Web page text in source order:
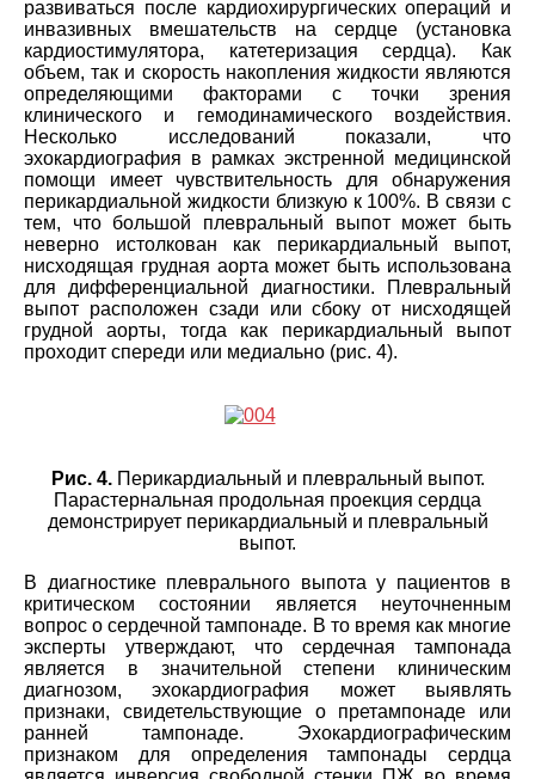
развиваться после кардиохирургических операций и
инвазивных вмешательств на сердце (установка
кардиостимулятора, катетеризация сердца). Как
объем, так и скорость накопления жидкости являются
определяющими факторами с точки зрения
клинического и гемодинамического воздействия.
Несколько исследований показали, что
эхокардиография в рамках экстренной медицинской
помощи имеет чувствительность для обнаружения
перикардиальной жидкости близкую к 100%. В связи с
тем, что большой плевральный выпот может быть
неверно истолкован как перикардиальный выпот,
нисходящая грудная аорта может быть использована
для дифференциальной диагностики. Плевральный
выпот расположен сзади или сбоку от нисходящей
грудной аорты, тогда как перикардиальный выпот
проходит спереди или медиально (рис. 4).
Рис. 4.Перикардиальный и плевральный выпот.
Парастернальная продольная проекция сердца
демонстрирует перикардиальный и плевральный
выпот.
В диагностике плеврального выпота у пациентов в
критическом состоянии является неуточненным
вопрос о сердечной тампонаде. В то время как многие
эксперты утверждают, что сердечная тампонада
является в значительной степени клиническим
диагнозом, эхокардиография может выявлять
признаки, свидетельствующие о претампонаде или
ранней тампонаде. Эхокардиографическим
признаком для определения тампонады сердца